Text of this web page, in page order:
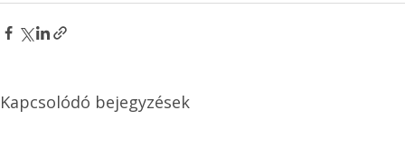
Kapcsolódó bejegyzések